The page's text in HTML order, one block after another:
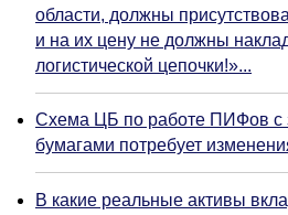
области, должны
и на их цену не должны
логистической цепочки!»...
Схема ЦБ по работе ПИФов с
бумагами потребует
В какие реальные активы